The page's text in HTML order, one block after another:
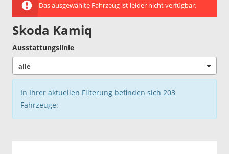
Das ausgewählte Fahrzeug ist leider nicht verfügbar.
Skoda Kamiq
Ausstattungslinie
In Ihrer aktuellen Filterung befinden sich 203
Fahrzeuge: